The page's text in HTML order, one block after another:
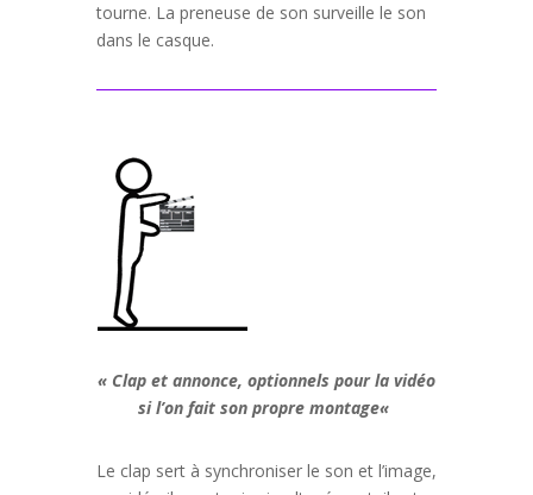
tourne. La preneuse de son surveille le son
dans le casque.
« Clap et annonce, optionnels pour la vidéo
si l’on fait son propre montage«
Le clap sert à synchroniser le son et l’image,